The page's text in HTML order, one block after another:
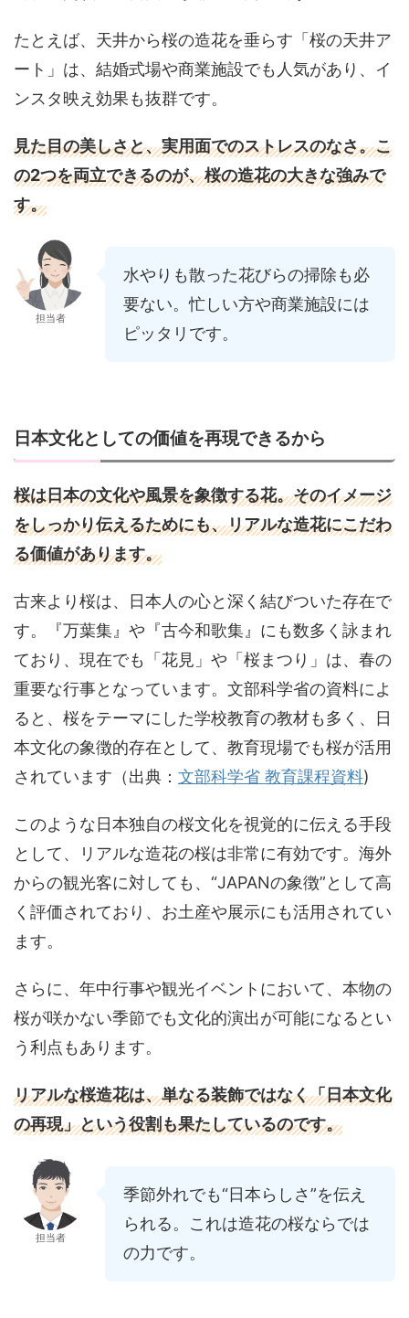
たとえば、天井から桜の造花を垂らす「桜の天井ア
ート」は、結婚式場や商業施設でも人気があり、イ
ンスタ映え効果も抜群です。
見た目の美しさと、実用面でのストレスのなさ。こ
の2つを両立できるのが、桜の造花の大きな強みで
す。
担当者
水やりも散った花びらの掃除も必
要ない。忙しい方や商業施設には
ピッタリです。
日本文化としての価値を再現できるから
桜は日本の文化や風景を象徴する花。そのイメージ
をしっかり伝えるためにも、リアルな造花にこだわ
る価値があります。
古来より桜は、日本人の心と深く結びついた存在で
す。『万葉集』や『古今和歌集』にも数多く詠まれ
ており、現在でも「花見」や「桜まつり」は、春の
重要な行事となっています。文部科学省の資料によ
ると、桜をテーマにした学校教育の教材も多く、日
本文化の象徴的存在として、教育現場でも桜が活用
されています（出典： 文部科学省 教育課程資料)
このような日本独自の桜文化を視覚的に伝える手段
として、リアルな造花の桜は非常に有効です。海外
からの観光客に対しても、“JAPANの象徴”として高
く評価されており、お土産や展示にも活用されてい
ます。
さらに、年中行事や観光イベントにおいて、本物の
桜が咲かない季節でも文化的演出が可能になるとい
う利点もあります。
リアルな桜造花は、単なる装飾ではなく「日本文化
の再現」という役割も果たしているのです。
担当者
季節外れでも“日本らしさ”を伝え
られる。これは造花の桜ならでは
の力です。